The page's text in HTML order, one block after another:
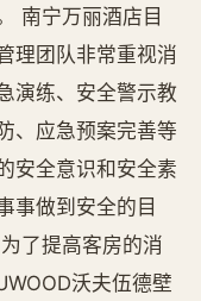
南宁万丽酒店目
理团队非常重视消
演练、安全警示教
、应急预案完善等
安全意识和安全素
事做到安全的目
了提高客房的消
沃夫伍德壁